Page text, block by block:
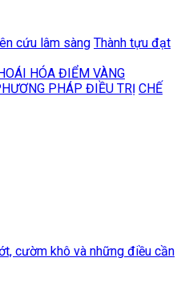
cứu lâm sàng Thành tựu đạt
HÓA ĐIỂM VÀNG
PHÁP ĐIỀU TRỊ CHẾ
cườm khô và những điều cần